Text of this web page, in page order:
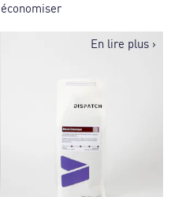
économiser
En lire plus ›